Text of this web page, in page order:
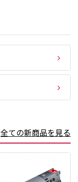
全ての新商品を見る